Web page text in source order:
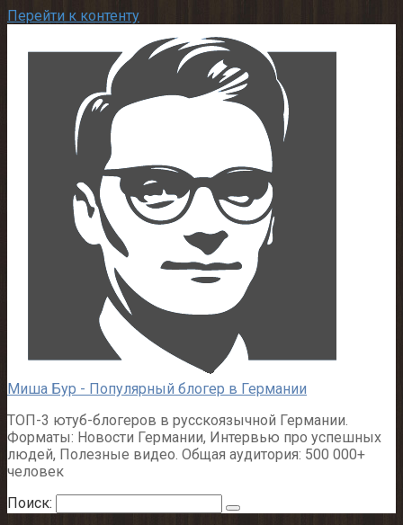
Перейти к контенту
Миша Бур - Популярный блогер в Германии
ТОП-3 ютуб-блогеров в русскоязычной Германии.
Форматы: Новости Германии, Интервью про успешных
людей, Полезные видео. Общая аудитория: 500 000+
человек
Поиск: